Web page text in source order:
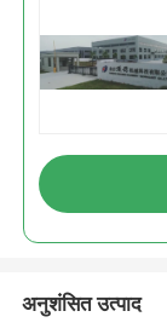
अनुशंसित उत्पाद